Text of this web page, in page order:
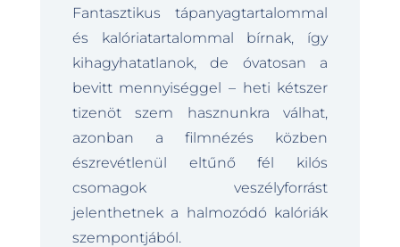
Fantasztikus tápanyagtartalommal
és kalóriatartalommal bírnak, így
kihagyhatatlanok, de óvatosan a
bevitt mennyiséggel – heti kétszer
tizenöt szem hasznunkra válhat,
azonban a filmnézés közben
észrevétlenül eltűnő fél kilós
csomagok veszélyforrást
jelenthetnek a halmozódó kalóriák
szempontjából.